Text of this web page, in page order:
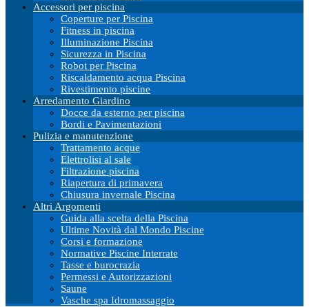
Accessori per piscina
Coperture per Piscina
Fitness in piscina
Illuminazione Piscina
Sicurezza in Piscina
Robot per Piscina
Riscaldamento acqua Piscina
Rivestimento piscine
Arredamento Giardino
Docce da esterno per piscina
Bordi e Pavimentazioni
Pulizia e manutenzione
Trattamento acque
Elettrolisi al sale
Filtrazione piscina
Riapertura di primavera
Chiusura invernale Piscina
Altri Argomenti
Guida alla scelta della Piscina
Ultime Novità dal Mondo Piscine
Corsi e formazione
Normative Piscine Interrate
Tasse e burocrazia
Permessi e Autorizzazioni
Saune
Vasche spa Idromassaggio